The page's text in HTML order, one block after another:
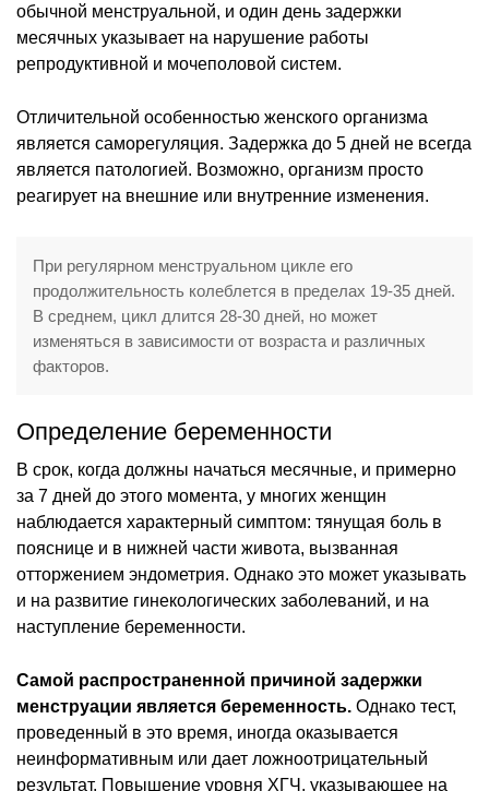
обычной менструальной, и один день задержки
месячных указывает на нарушение работы
репродуктивной и мочеполовой систем.
Отличительной особенностью женского организма
является саморегуляция. Задержка до 5 дней не всегда
является патологией. Возможно, организм просто
реагирует на внешние или внутренние изменения.
При регулярном менструальном цикле его
продолжительность колеблется в пределах 19-35 дней.
В среднем, цикл длится 28-30 дней, но может
изменяться в зависимости от возраста и различных
факторов.
Определение беременности
В срок, когда должны начаться месячные, и примерно
за 7 дней до этого момента, у многих женщин
наблюдается характерный симптом: тянущая боль в
пояснице и в нижней части живота, вызванная
отторжением эндометрия. Однако это может указывать
и на развитие гинекологических заболеваний, и на
наступление беременности.
Самой распространенной причиной задержки
менструации является беременность. Однако тест,
проведенный в это время, иногда оказывается
неинформативным или дает ложноотрицательный
результат. Повышение уровня ХГЧ, указывающее на